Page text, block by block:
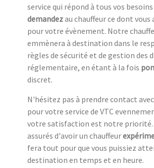
service qui répond à tous vos
demandezau chauffeur ce dont vous
pour votre évènement. Notre
emmènera à destination dans le
règles de sécurité et de gestion des
réglementaire, en étant à la fois
discret.
N'hésitez pas à prendre contact
pour votre service de VTC
votre satisfaction est notre priorité.
assurés d'avoir un chauffeur
fera tout pour que vous puissiez
destination en temps et en heure.